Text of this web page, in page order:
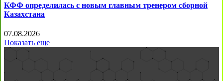
КФФ определилась с новым главным тренером сборной
Казахстана
07.08.2026
Показать еще